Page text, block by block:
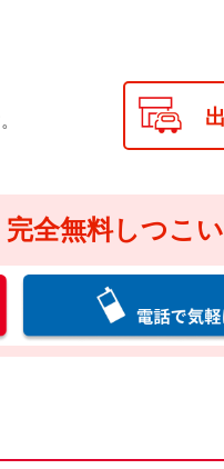
完全無料しつこ
料